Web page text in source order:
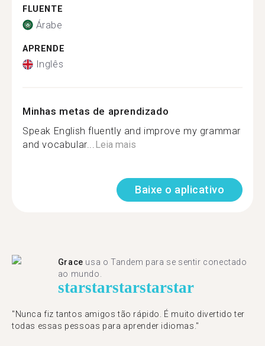
FLUENTE
Árabe
APRENDE
Inglês
Minhas metas de aprendizado
Speak English fluently and improve my grammar
and vocabular...Leia mais
Baixe o aplicativo
Grace usa o Tandem para se sentir conectado
ao mundo.
starstarstarstarstar
"Nunca fiz tantos amigos tão rápido. É muito divertido ter
todas essas pessoas para aprender idiomas."